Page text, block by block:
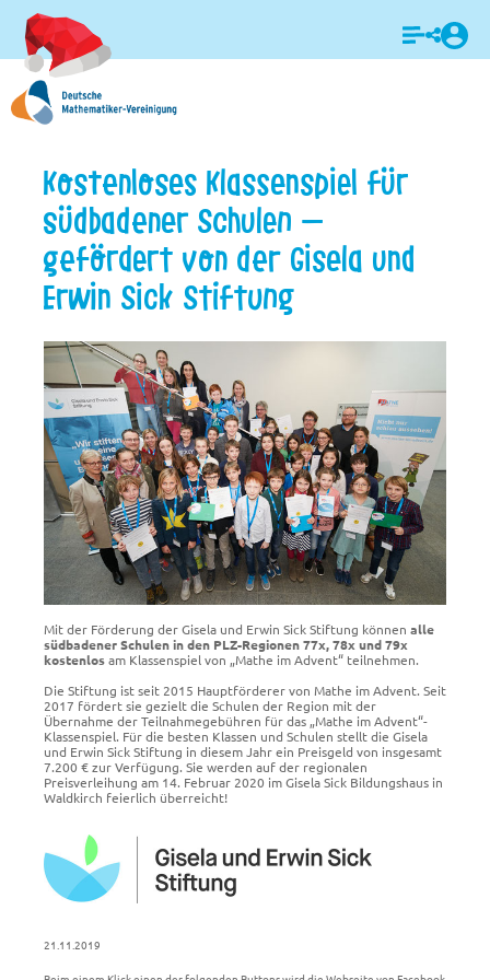
Login
Kostenloses Klassenspiel für
südbadener Schulen –
gefördert von der Gisela und
Erwin Sick Stiftung
Mit der Förderung der Gisela und Erwin Sick Stiftung können alle
südbadener Schulen in den PLZ-Regionen 77x, 78x und 79x
kostenlosam Klassenspiel von „Mathe im Advent“ teilnehmen.
Die Stiftung ist seit 2015 Hauptförderer von Mathe im Advent. Seit
2017 fördert sie gezielt die Schulen der Region mit der
Übernahme der Teilnahmegebühren für das „Mathe im Advent“-
Klassenspiel. Für die besten Klassen und Schulen stellt die Gisela
und Erwin Sick Stiftung in diesem Jahr ein Preisgeld von insgesamt
7.200 € zur Verfügung. Sie werden auf der regionalen
Preisverleihung am 14. Februar 2020 im Gisela Sick Bildungshaus in
Waldkirch feierlich überreicht!
21.11.2019